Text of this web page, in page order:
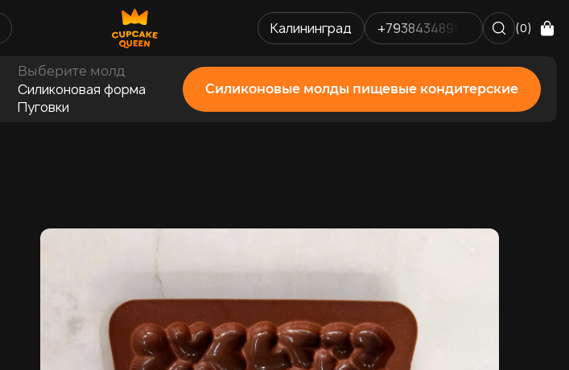
Калининград +79384348952 (0)
Выберите молд
Силиконовая форма
Пуговки
Силиконовые молды пищевые кондитерские